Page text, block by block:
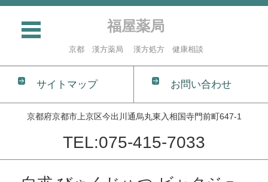
福屋薬局
京都 漢方薬局 漢方処方 健康相談
サイトマップ お問い合わせ
京都府京都市上京区今出川通烏丸東入相国寺門前町647-1
TEL:075-415-7033